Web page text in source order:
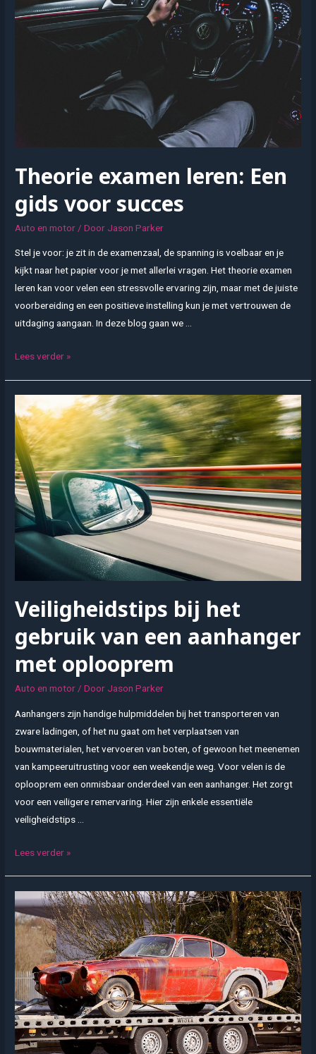
voor
elke
Theorie examen leren: Een
gids voor succes
Auto en motor / Door Jason Parker
Stel je voor: je zit in de examenzaal, de spanning is voelbaar en je
kijkt naar het papier voor je met allerlei vragen. Het theorie examen
leren kan voor velen een stressvolle ervaring zijn, maar met de juiste
voorbereiding en een positieve instelling kun je met vertrouwen de
uitdaging aangaan. In deze blog gaan we …
Theorie
Een
gids
voor
succes
Lees verder »
Veiligheidstips bij het
gebruik van een aanhanger
met oplooprem
Auto en motor/ Door Jason Parker
Aanhangers zijn handige hulpmiddelen bij het transporteren van
zware ladingen, of het nu gaat om het verplaatsen van
bouwmaterialen, het vervoeren van boten, of gewoon het meenemen
van kampeeruitrusting voor een weekendje weg. Voor velen is de
oplooprem een onmisbaar onderdeel van een aanhanger. Het zorgt
voor een veiligere remervaring. Hier zijn enkele essentiële
veiligheidstips …
Veiligheidstips
gebruik
van
een
aanhanger
met
oplooprem
Lees verder »